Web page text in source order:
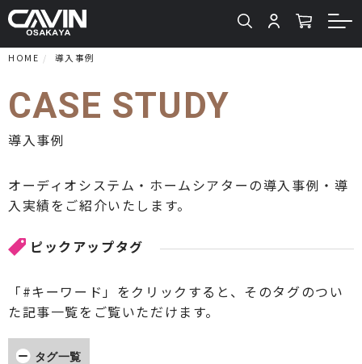
HOME 導入事例
CASE STUDY
導入事例
オーディオシステム・ホームシアターの導入事例・導
入実績をご紹介いたします。
ピックアップタグ
「#キーワード」をクリックすると、そのタグのつい
た記事一覧をご覧いただけます。
タグ一覧